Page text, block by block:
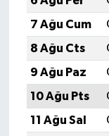
7 Ağu Cum
8 Ağu Cts
9 Ağu Paz
10 Ağu Pts
11 Ağu Sal
Genel
YEREL
BÖLGEDEN